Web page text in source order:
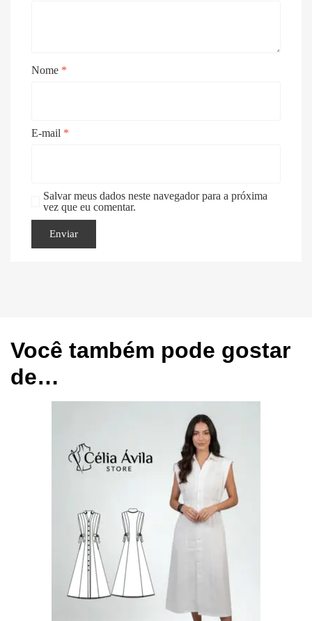
Nome *
E-mail *
Salvar meus dados neste navegador para a próxima
vez que eu comentar.
Você também pode gostar
de…